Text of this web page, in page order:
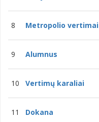
8 Metropolio vertimai
9 Alumnus
10 Vertimų karaliai
11 Dokana